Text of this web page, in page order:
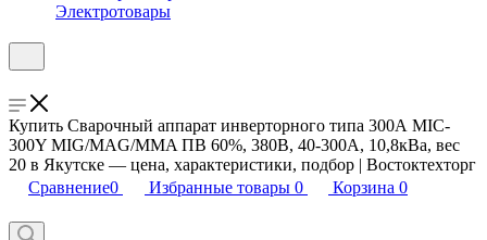
Электротовары
Купить Сварочный аппарат инверторного типа 300А MIC-
300Y MIG/MAG/MMA ПВ 60%, 380В, 40-300А, 10,8кВа, вес
20 в Якутске — цена, характеристики, подбор | Востоктехторг
Сравнение0 Избранные товары 0 Корзина 0